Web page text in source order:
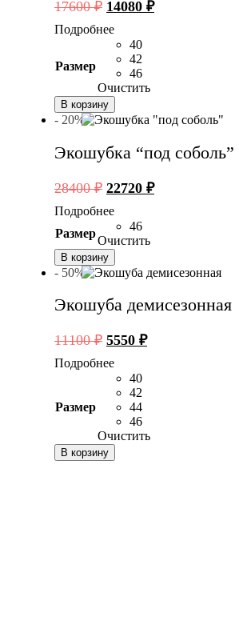
17600₽ Первоначальная
составляла
17600 ₽.
14080 ₽Текущая
Подробнее
Размер
40
42
46
Очистить
В корзину
- 20%
Экошубка “под соболь”
28400₽ Первоначальная
составляла
28400 ₽.
22720 ₽Текущая
Подробнее
Размер
46
Очистить
В корзину
- 50%
Экошуба демисезонная
11100₽ Первоначальная
составляла
11100 ₽.
5550 ₽Текущая
Подробнее
Размер
40
42
44
46
Очистить
В корзину